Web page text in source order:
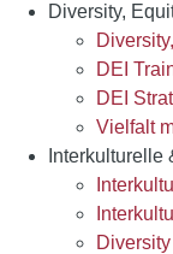
Diversity,
DEI
DEI
Vielfalt